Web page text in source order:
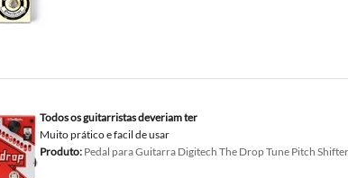
Todos os guitarristas deveriam ter
Muito prático e facil de usar
Produto:Pedal para Guitarra Digitech The Drop Tune Pitch